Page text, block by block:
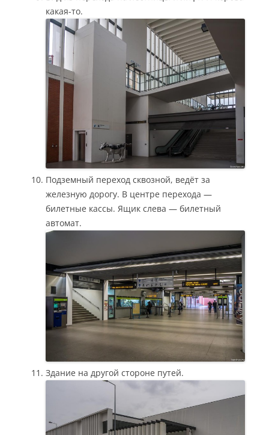
какая-то.
Подземный переход сквозной, ведёт за
железную дорогу. В центре перехода —
билетные кассы. Ящик слева — билетный
автомат.
Здание на другой стороне путей.